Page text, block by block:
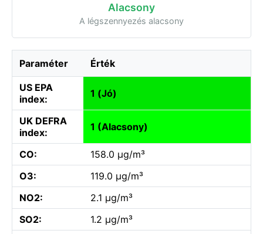
Alacsony
A légszennyezés alacsony
Paraméter Érték
US EPA
index:
1 (Jó)
UK DEFRA
index:
1 (Alacsony)
CO:
158.0 µg/m³
O3:
119.0 µg/m³
NO2:
2.1 µg/m³
SO2:
1.2 µg/m³